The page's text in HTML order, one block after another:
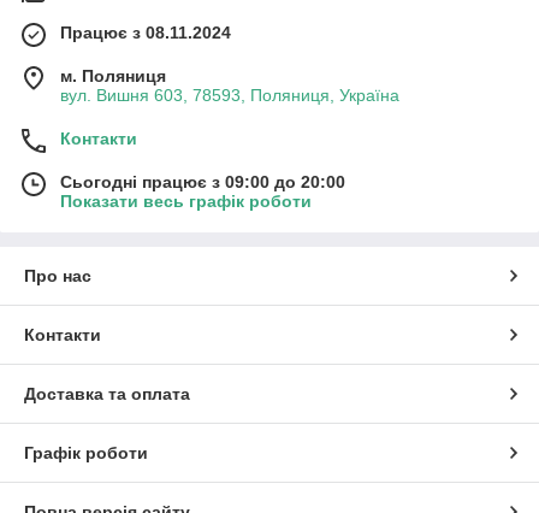
Працює з 08.11.2024
м. Поляниця
вул. Вишня 603, 78593, Поляниця, Україна
Контакти
Сьогодні працює з 09:00 до 20:00
Показати весь графік роботи
Про нас
Контакти
Доставка та оплата
Графік роботи